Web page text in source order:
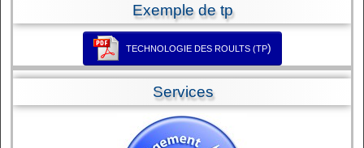
Exemple de tp
TECHNOLOGIE DES ROULTS (TP)
Services